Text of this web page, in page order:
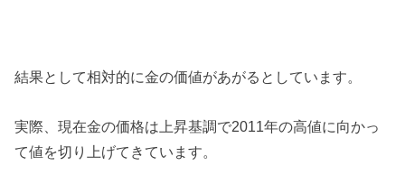
結果として相対的に金の価値があがるとしています。
実際、現在金の価格は上昇基調で2011年の高値に向かっ
て値を切り上げてきています。